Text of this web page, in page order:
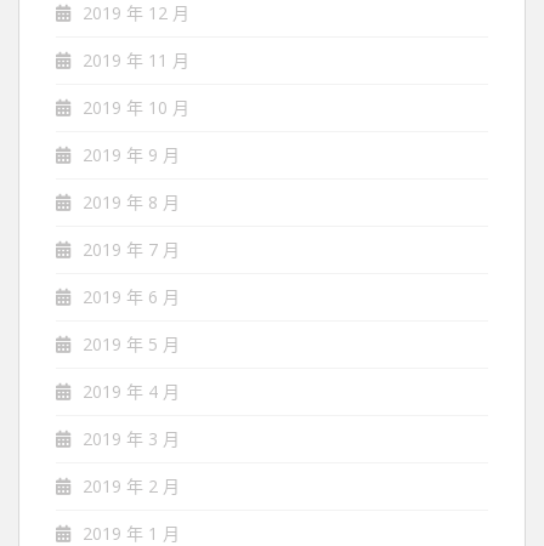
2019 年 12 月
2019 年 11 月
2019 年 10 月
2019 年 9 月
2019 年 8 月
2019 年 7 月
2019 年 6 月
2019 年 5 月
2019 年 4 月
2019 年 3 月
2019 年 2 月
2019 年 1 月